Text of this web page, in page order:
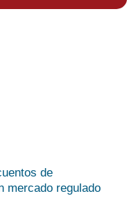
de
mercado regulado